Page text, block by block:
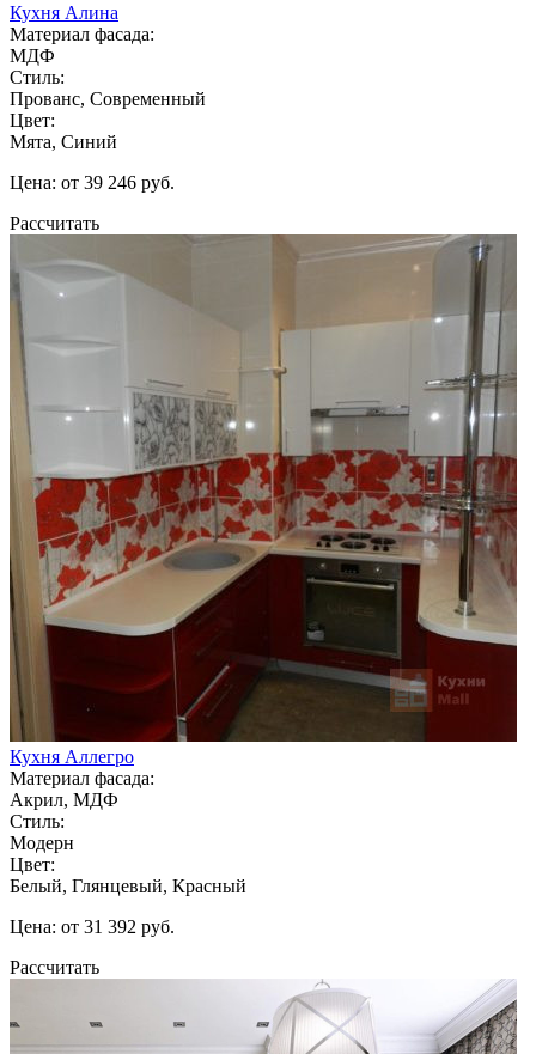
Кухня Алина
Материал фасада:
МДФ
Стиль:
Прованс, Современный
Цвет:
Мята, Синий
Цена: от 39 246 руб.
Рассчитать
Кухня Аллегро
Материал фасада:
Акрил, МДФ
Стиль:
Модерн
Цвет:
Белый, Глянцевый, Красный
Цена: от 31 392 руб.
Рассчитать